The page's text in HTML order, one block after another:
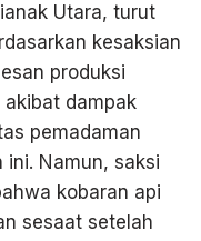
Utara, turut
kesaksian
produksi
dampak
pemadaman
Namun, saksi
kobaran api
sesaat setelah